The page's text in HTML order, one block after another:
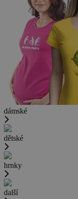
dámské
dětské
hrnky
další